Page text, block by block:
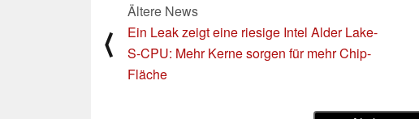
⟨
Ältere News
Ein Leak zeigt eine riesige Intel Alder Lake-
S-CPU: Mehr Kerne sorgen für mehr Chip-
Fläche